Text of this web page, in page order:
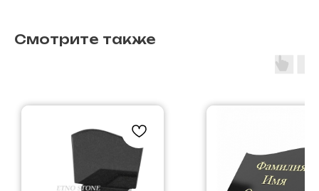
Смотрите также